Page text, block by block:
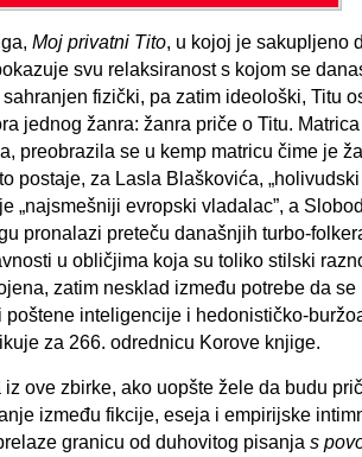
Moj privatni Tito, u kojoj je sakupljeno
svu relaksiranost s kojom se
fizički, pa zatim ideološki, Titu
jednog žanra: žanra priče o Titu.
preobrazila se u kemp matricu čime je
postaje, za Lasla Blaškovića,
„najsmešniji evropski vladalac”, a
pronalazi preteču današnjih turbo-
u obličjima koja su toliko stilski
zatim nesklad između potrebe da se
poštene inteligencije i hedonističko-
za 266. odrednicu Korove knjige.
ove zbirke, ako uopšte žele da budu
između fikcije, eseja i empirijske
granicu od duhovitog pisanja s